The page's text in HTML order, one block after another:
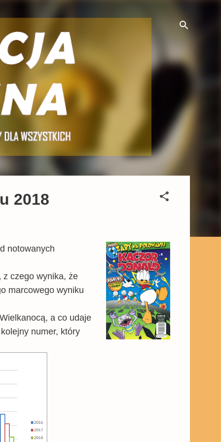
2018
notowanych
z czego wynika, że
marcowego wyniku
a co udaje
numer, który